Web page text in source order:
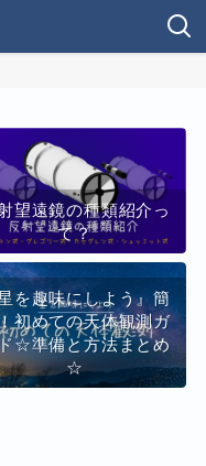
望遠鏡の種類紹介っ
て？
星を趣味にしよう』簡
初めての天体観測ガ
☆準備と方法まとめ
☆